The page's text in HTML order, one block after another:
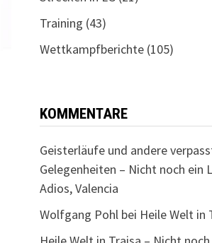
Training (43)
Wettkampfberichte(105)
KOMMENTARE
Geisterläufe und andere
Gelegenheiten – Nicht noch ein
Adios, Valencia
Wolfgang Pohlbei Heile Welt in